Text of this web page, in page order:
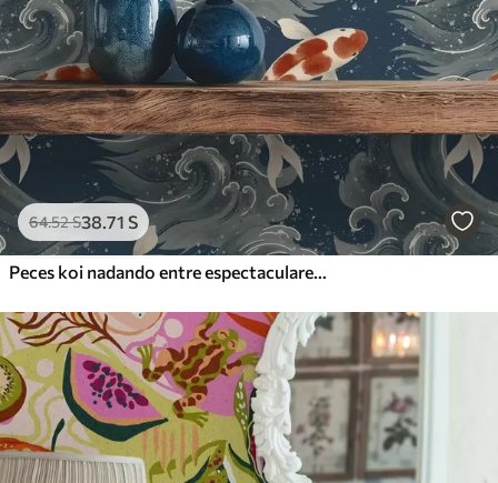
64.52S38.71 S
Peces koi nadando entre espectaculares olas oceánicas